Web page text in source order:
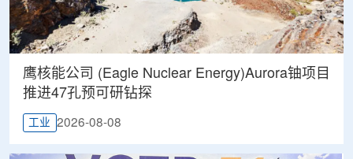
鹰核能公司 (Eagle Nuclear Energy)Aurora铀项目
推进47孔预可研钻探
工业 2026-08-08